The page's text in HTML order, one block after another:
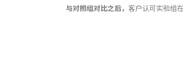
与对照组对比之后， 客户认可实验组